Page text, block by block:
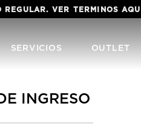
REGULAR. VER TERMINOSAQUÍ
SERVICIOS OUTLET
INGRESO